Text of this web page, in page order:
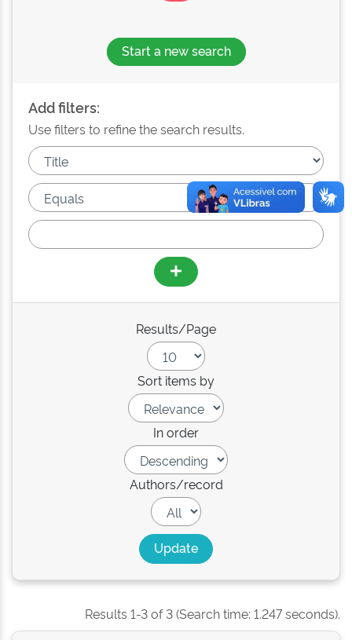
Start a new search
Add filters:
Use filters to refine the search results.
Results/Page
Sort items by
In order
Authors/record
Results 1-3 of 3 (Search time: 1.247 seconds).